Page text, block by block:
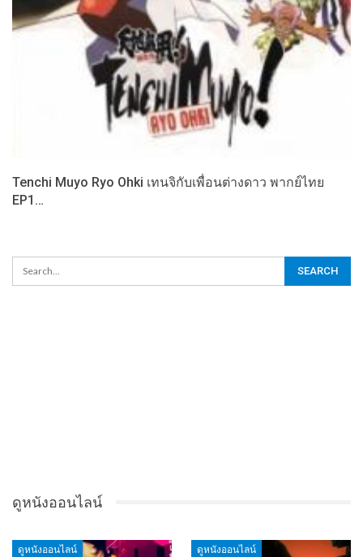
Tenchi Muyo Ryo Ohki เทนจิกับเพื่อนต่างดาว พากย์ไทย
EP1…
ดูหนังออนไลน์
ดูหนังออนไลน์ ดูหนังออนไลน์